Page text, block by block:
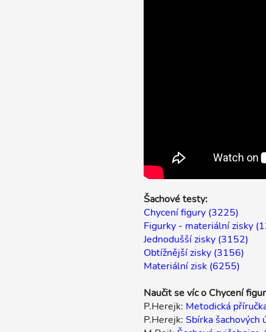
Šachové testy:
Chycení figury (3225)
Figurky - materiální zisky
Jednodušší zisky (3152)
Obtížnější zisky (3156)
Materiální zisk (6255)
Naučit se víc o Chycení
P.Herejk: Metodická
P.Herejk: Sbírka šachových